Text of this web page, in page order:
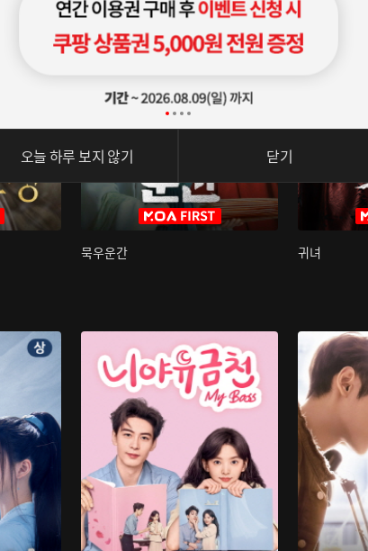
묵우운간 귀녀
오늘 하루 보지 않기 닫기